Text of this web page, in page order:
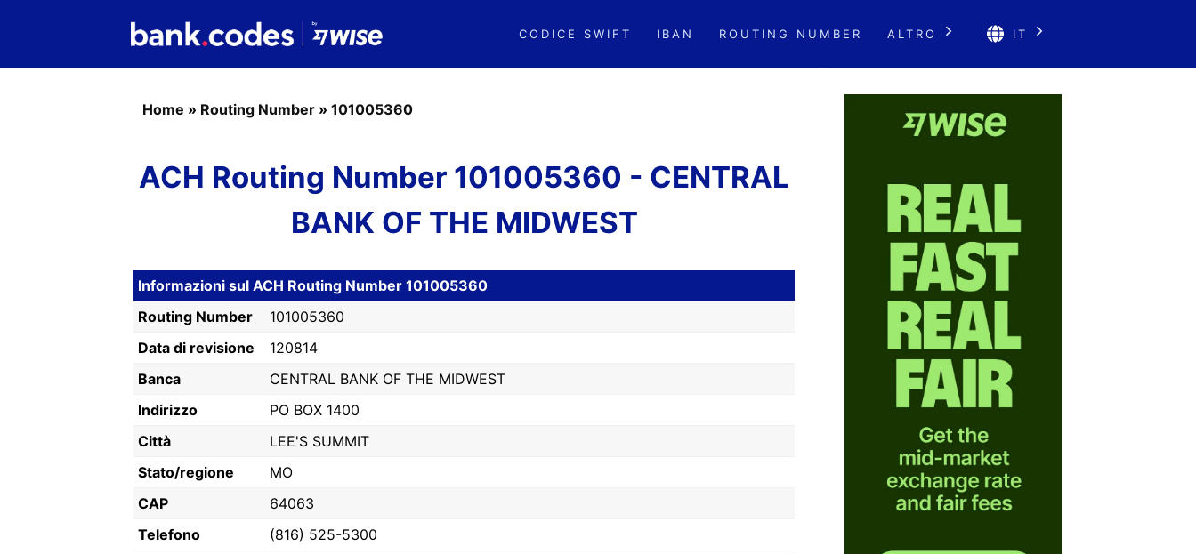
CODICE SWIFT IBAN ROUTING NUMBER ALTRO IT
Home » Routing Number » 101005360
ACH Routing Number 101005360 - CENTRAL
BANK OF THE MIDWEST
Informazioni sul ACH Routing Number 101005360
Routing Number
101005360
Data di revisione
120814
Banca
CENTRAL BANK OF THE MIDWEST
Indirizzo
PO BOX 1400
Città
LEE'S SUMMIT
Stato/regione
MO
CAP
64063
Telefono
(816) 525-5300